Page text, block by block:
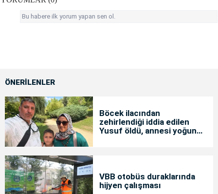
Bu habere ilk yorum yapan sen ol.
ÖNERİLENLER
Böcek ilacından
zehirlendiği iddia edilen
Yusuf öldü, annesi yoğun
VBB otobüs duraklarında
hijyen çalışması